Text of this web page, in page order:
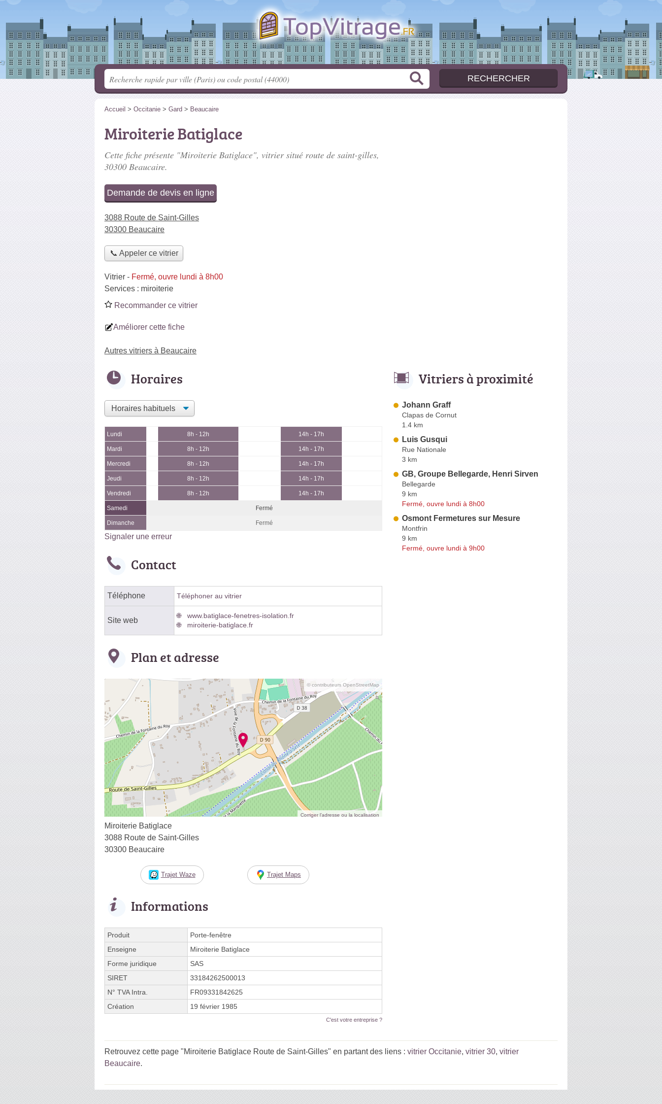
Accueil > Occitanie > Gard > Beaucaire
Miroiterie Batiglace
Cette fiche présente "Miroiterie Batiglace", vitrier situé route de saint-gilles,
30300 Beaucaire.
Demande de devis en ligne
3088 Route de Saint-Gilles
30300 Beaucaire
📞 Appeler ce vitrier
Vitrier - Fermé, ouvre lundi à 8h00
Services : miroiterie
Recommander ce vitrier
Améliorer cette fiche
Autres vitriers à Beaucaire
Horaires
Lundi 8h - 12h 14h - 17h
Mardi 8h - 12h 14h - 17h
Mercredi 8h - 12h 14h - 17h
Jeudi 8h - 12h 14h - 17h
Vendredi 8h - 12h 14h - 17h
Samedi Fermé
Dimanche Fermé
Signaler une erreur
Contact
Téléphone Téléphoner au vitrier
Site web
www.batiglace-fenetres-isolation.fr
miroiterie-batiglace.fr
Plan et adresse
© contributeurs OpenStreetMap
Corriger l’adresse ou la localisation
Miroiterie Batiglace
3088 Route de Saint-Gilles
30300 Beaucaire
Trajet Waze Trajet Maps
Informations
Produit
Porte-fenêtre
Enseigne
Miroiterie Batiglace
Forme juridique
SAS
SIRET
33184262500013
N° TVA Intra.
FR09331842625
Création
19 février 1985
C'est votre entreprise ?
Vitriers à proximité
Johann Graff
Clapas de Cornut
1.4 km
Luis Gusqui
Rue Nationale
3 km
GB, Groupe Bellegarde, Henri Sirven
Bellegarde
9 km
Fermé, ouvre lundi à 8h00
Osmont Fermetures sur Mesure
Montfrin
9 km
Fermé, ouvre lundi à 9h00
Retrouvez cette page "Miroiterie Batiglace Route de Saint-Gilles" en partant des liens : vitrier Occitanie, vitrier 30, vitrier
Beaucaire.